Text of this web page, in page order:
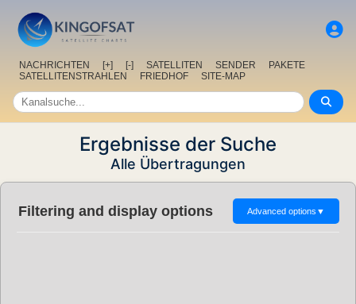
NACHRICHTEN [+] [-] SATELLITEN SENDER
PAKETE
SATELLITENSTRAHLEN
FRIEDHOF SITE-MAP
Ergebnisse der Suche
Alle Übertragungen
Filtering and display options Advanced options ▼